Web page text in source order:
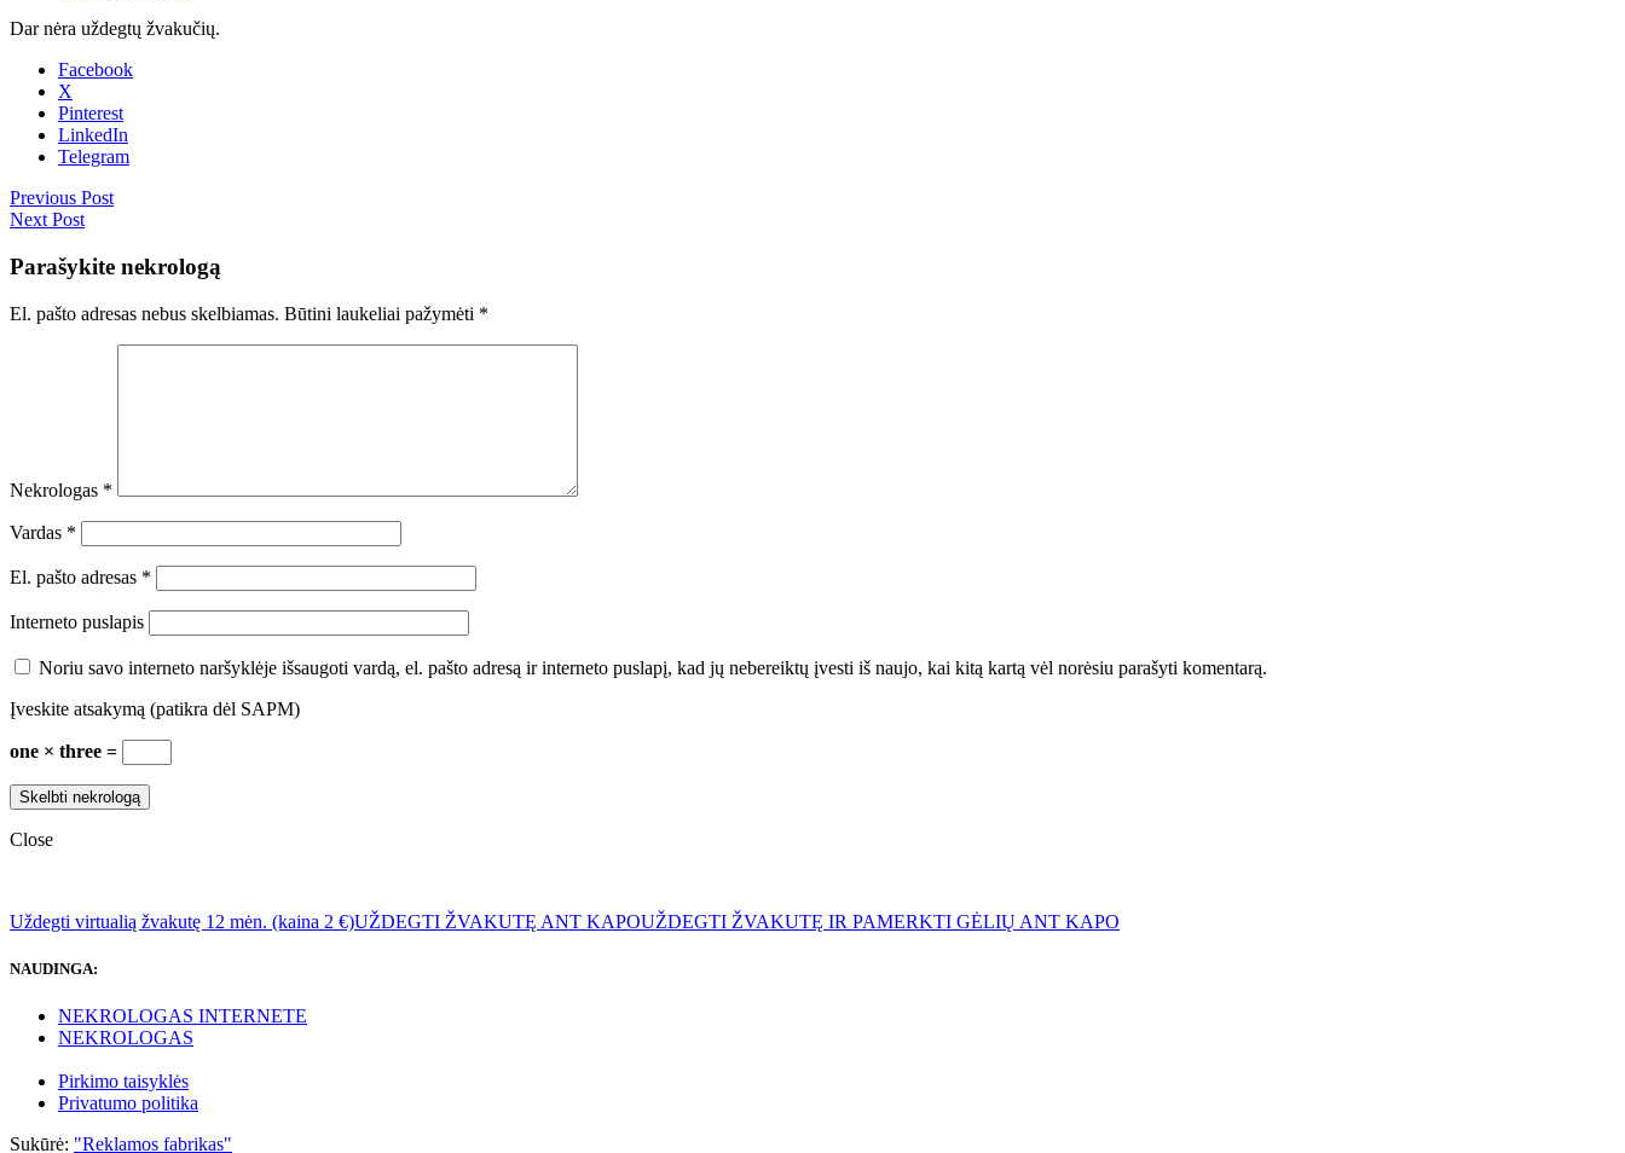
Dar nėra uždegtų žvakučių.
Facebook
X
Pinterest
LinkedIn
Telegram
Previous Post
Next Post
Parašykite nekrologą
El. pašto adresas nebus skelbiamas. Būtini laukeliai pažymėti *
Nekrologas *
Vardas *
El. pašto adresas *
Interneto puslapis
Noriu savo interneto naršyklėje išsaugoti vardą, el. pašto adresą ir interneto puslapį, kad jų nebereiktų įvesti iš naujo, kai kitą kartą vėl norėsiu parašyti komentarą.
Įveskite atsakymą (patikra dėl SAPM)
one × three =
Close
Uždegti virtualią žvakutę 12 mėn. (kaina 2 €)UŽDEGTI ŽVAKUTĘ ANT KAPOUŽDEGTI ŽVAKUTĘ IR PAMERKTI GĖLIŲ ANT KAPO
NAUDINGA:
NEKROLOGAS INTERNETE
NEKROLOGAS
Pirkimo taisyklės
Privatumo politika
Sukūrė: "Reklamos fabrikas"